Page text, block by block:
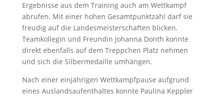
Ergebnisse aus dem Training auch am Wettkampf
abrufen. Mit einer hohen Gesamtpunktzahl darf sie
freudig auf die Landesmeisterschaften blicken.
Teamkollegin und Freundin Johanna Donth konnte
direkt ebenfalls auf dem Treppchen Platz nehmen
und sich die Silbermedaille umhängen.
Nach einer einjährigen Wettkampfpause aufgrund
eines Auslandsaufenthaltes konnte Paulina Keppler